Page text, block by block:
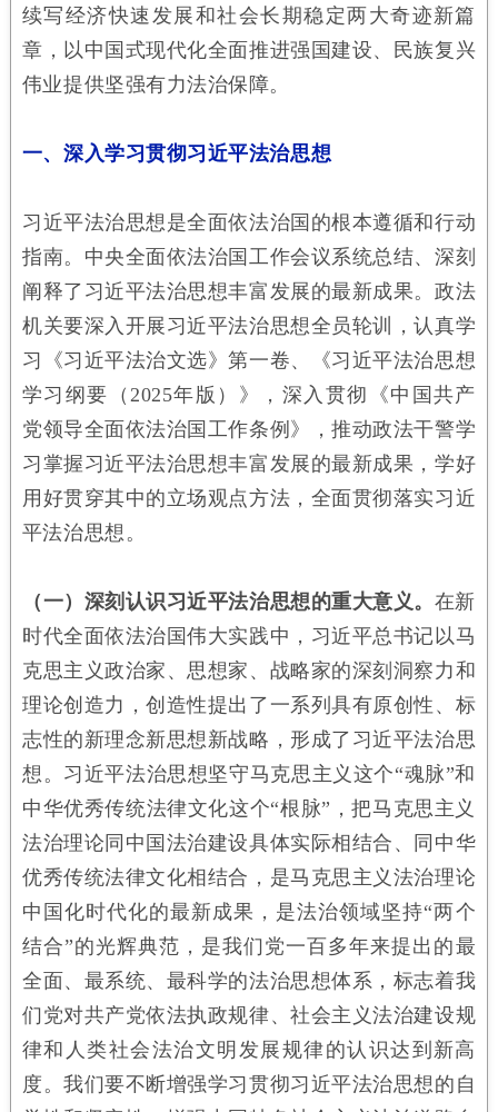
续写经济快速发展和社会长期稳定两大奇迹新篇
章，以中国式现代化全面推进强国建设、民族复兴
伟业提供坚强有力法治保障。
一、深入学习贯彻习近平法治思想
习近平法治思想是全面依法治国的根本遵循和行动
指南。中央全面依法治国工作会议系统总结、深刻
阐释了习近平法治思想丰富发展的最新成果。政法
机关要深入开展习近平法治思想全员轮训，认真学
习《习近平法治文选》第一卷、《习近平法治思想
学习纲要（2025年版）》，深入贯彻《中国共产
党领导全面依法治国工作条例》，推动政法干警学
习掌握习近平法治思想丰富发展的最新成果，学好
用好贯穿其中的立场观点方法，全面贯彻落实习近
平法治思想。
（一）深刻认识习近平法治思想的重大意义。 在新
时代全面依法治国伟大实践中，习近平总书记以马
克思主义政治家、思想家、战略家的深刻洞察力和
理论创造力，创造性提出了一系列具有原创性、标
志性的新理念新思想新战略，形成了习近平法治思
想。习近平法治思想坚守马克思主义这个“魂脉”和
中华优秀传统法律文化这个“根脉”，把马克思主义
法治理论同中国法治建设具体实际相结合、同中华
优秀传统法律文化相结合，是马克思主义法治理论
中国化时代化的最新成果，是法治领域坚持“两个
结合”的光辉典范，是我们党一百多年来提出的最
全面、最系统、最科学的法治思想体系，标志着我
们党对共产党依法执政规律、社会主义法治建设规
律和人类社会法治文明发展规律的认识达到新高
度。我们要不断增强学习贯彻习近平法治思想的自